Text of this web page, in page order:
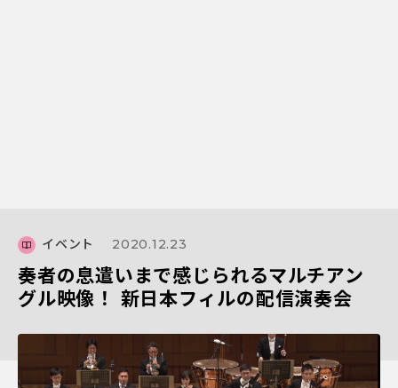
イベント 2020.12.23
奏者の息遣いまで感じられるマルチアン
グル映像！ 新日本フィルの配信演奏会